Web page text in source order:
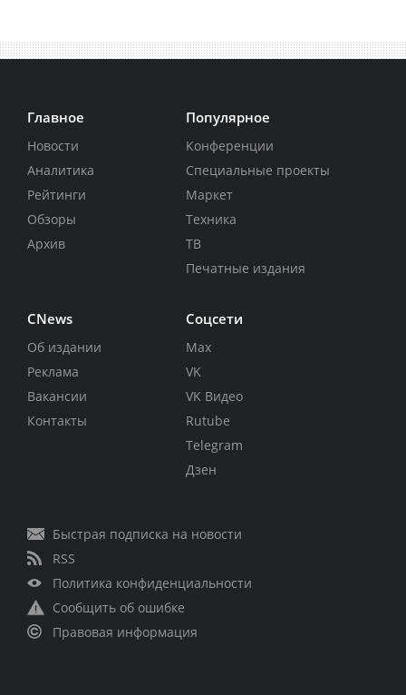
Главное
Новости
Аналитика
Рейтинги
Обзоры
Архив
Популярное
Конференции
Специальные проекты
Маркет
Техника
ТВ
Печатные издания
CNews
Об издании
Реклама
Вакансии
Контакты
Соцсети
Max
VK
VK Видео
Rutube
Telegram
Дзен
Быстрая подписка на новости
RSS
Политика конфиденциальности
Сообщить об ошибке
Правовая информация